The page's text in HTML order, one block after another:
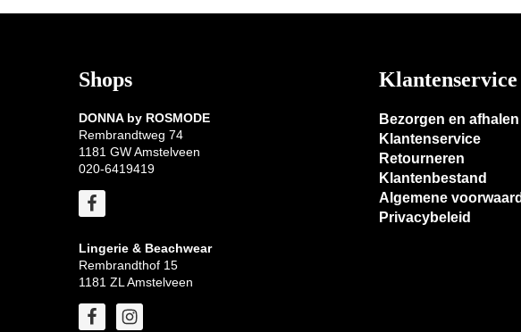
Shops
DONNA by ROSMODE
Rembrandtweg 74
1181 GW Amstelveen
020-6419419
Lingerie & Beachwear
Rembrandthof 15
1181 ZL Amstelveen
Bezorgen en afhalen
Klantenservice
Retourneren
Klantenbestand
Algemene
Privacybeleid